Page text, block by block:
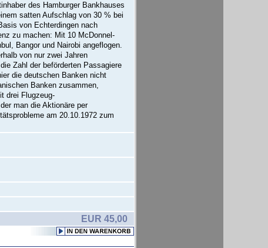
des Hamburger Bankhauses
satten Aufschlag von 30 % bei
von Echterdingen nach
zu machen: Mit 10 McDonnel-
Bangor und Nairobi angeflogen.
von nur zwei Jahren
Zahl der beförderten Passagiere
die deutschen Banken nicht
Banken zusammen,
drei Flugzeug-
man die Aktionäre per
am 20.10.1972 zum
EUR 45,00